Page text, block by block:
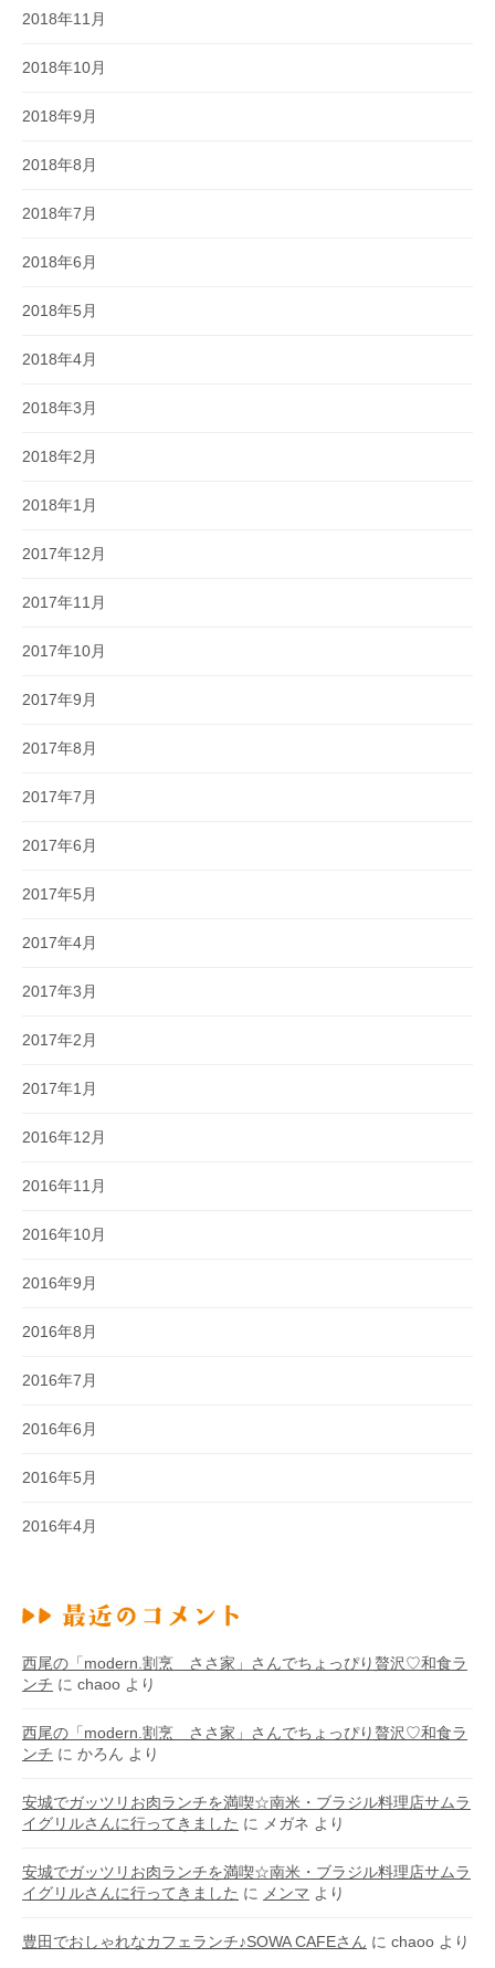
2018年11月
2018年10月
2018年9月
2018年8月
2018年7月
2018年6月
2018年5月
2018年4月
2018年3月
2018年2月
2018年1月
2017年12月
2017年11月
2017年10月
2017年9月
2017年8月
2017年7月
2017年6月
2017年5月
2017年4月
2017年3月
2017年2月
2017年1月
2016年12月
2016年11月
2016年10月
2016年9月
2016年8月
2016年7月
2016年6月
2016年5月
2016年4月
西尾の「modern.割烹 ささ家」さんでちょっぴり贅沢♡和食ラ
ンチ に chaoo より
西尾の「modern.割烹 ささ家」さんでちょっぴり贅沢♡和食ラ
ンチ に かろん より
安城でガッツリお肉ランチを満喫☆南米・ブラジル料理店サムラ
イグリルさんに行ってきました に メガネ より
安城でガッツリお肉ランチを満喫☆南米・ブラジル料理店サムラ
イグリルさんに行ってきました に メンマ より
豊田でおしゃれなカフェランチ♪SOWA CAFEさん に chaoo より